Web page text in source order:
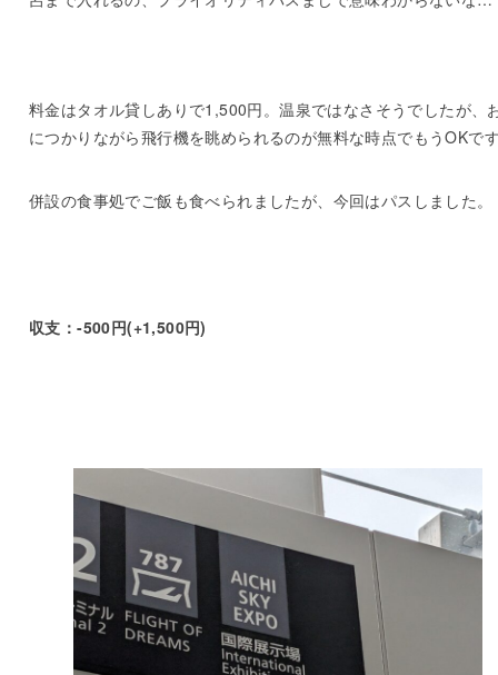
料金はタオル貸しありで1,500円。温泉ではなさそうでしたが、
につかりながら飛行機を眺められるのが無料な時点でもうOKで
併設の食事処でご飯も食べられましたが、今回はパスしました。
収支：-500円(+1,500円)